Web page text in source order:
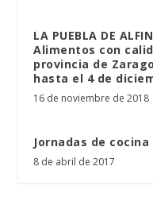
LA PUEBLA DE
Alimentos con
provincia de
hasta el 4 de
16 de noviembre de 2018
Jornadas de
8 de abril de 2017